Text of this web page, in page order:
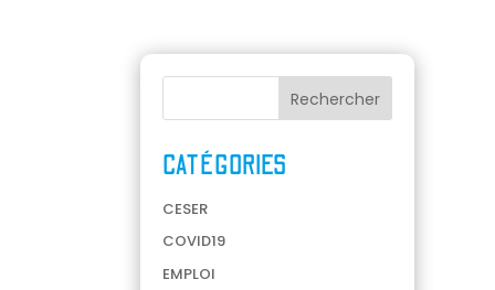
CATÉGORIES
CESER
COVID19
EMPLOI